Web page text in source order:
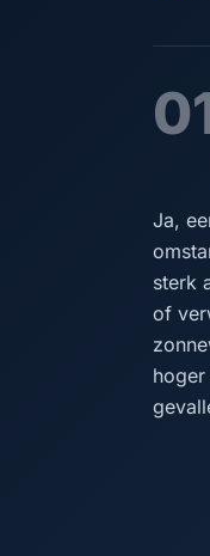
Ja,
sterk
of